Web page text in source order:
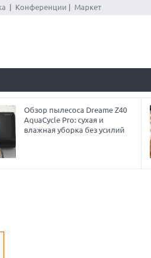
Конференции Маркет
Обзор пылесоса Dreame Z40
AquaCycle Pro: сухая и
влажная уборка без усилий